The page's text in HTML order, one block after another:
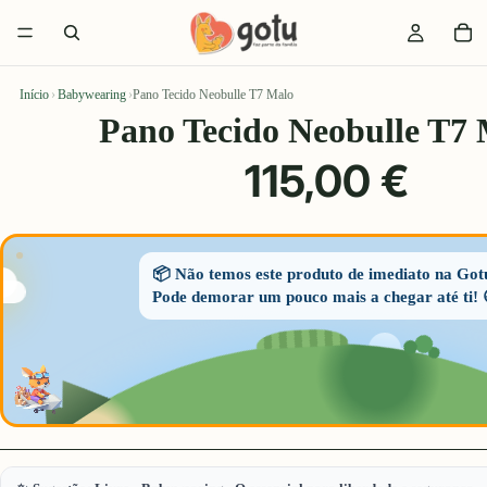
Início › Babywearing ›Pano Tecido Neobulle T7 Malo
Pano Tecido Neobulle T7
115,00 €
📦 Não temos este produto de imediato na
Pode demorar um pouco mais a chegar até ti!